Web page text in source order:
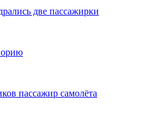
две пассажирки
пассажир самолёта